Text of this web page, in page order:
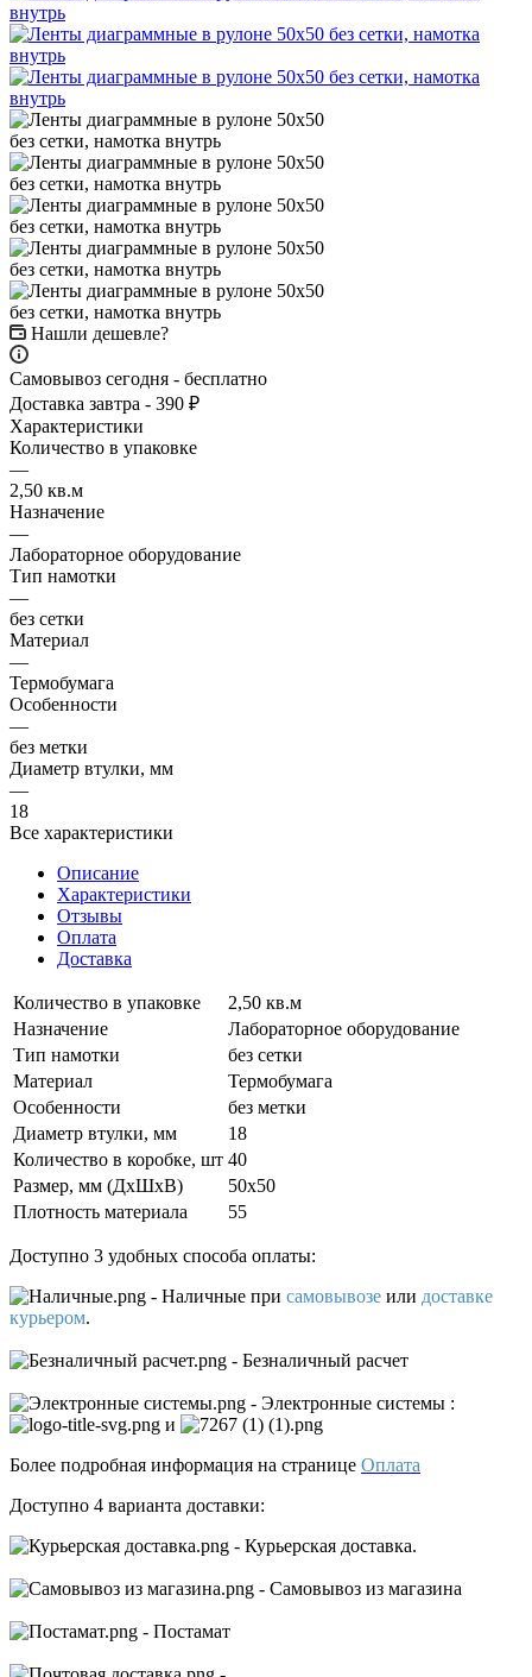
Нашли дешевле?
Самовывоз сегодня - бесплатно
Доставка завтра - 390 ₽
Характеристики
Количество в упаковке
—
2,50 кв.м
Назначение
—
Лабораторное оборудование
Тип намотки
—
без сетки
Материал
—
Термобумага
Особенности
—
без метки
Диаметр втулки, мм
—
18
Все характеристики
Описание
Характеристики
Отзывы
Оплата
Доставка
Количество в упаковке
2,50 кв.м
Назначение
Лабораторное оборудование
Тип намотки
без сетки
Материал
Термобумага
Особенности
без метки
Диаметр втулки, мм
18
Количество в коробке, шт 40
Размер, мм (ДxШxВ)
50х50
Плотность материала
55
Доступно 3 удобных способа оплаты:
- Наличные при самовывозе или доставке
курьером.
- Безналичный расчет
- Электронные системы :
и
Более подробная информация на странице Оплата
Доступно 4 варианта доставки:
- Курьерская доставка.
- Самовывоз из магазина
- Постамат